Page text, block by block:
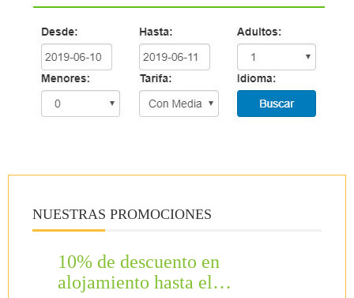
Contacto
NUESTRAS PROMOCIONES
10% de descuento en
alojamiento hasta el…